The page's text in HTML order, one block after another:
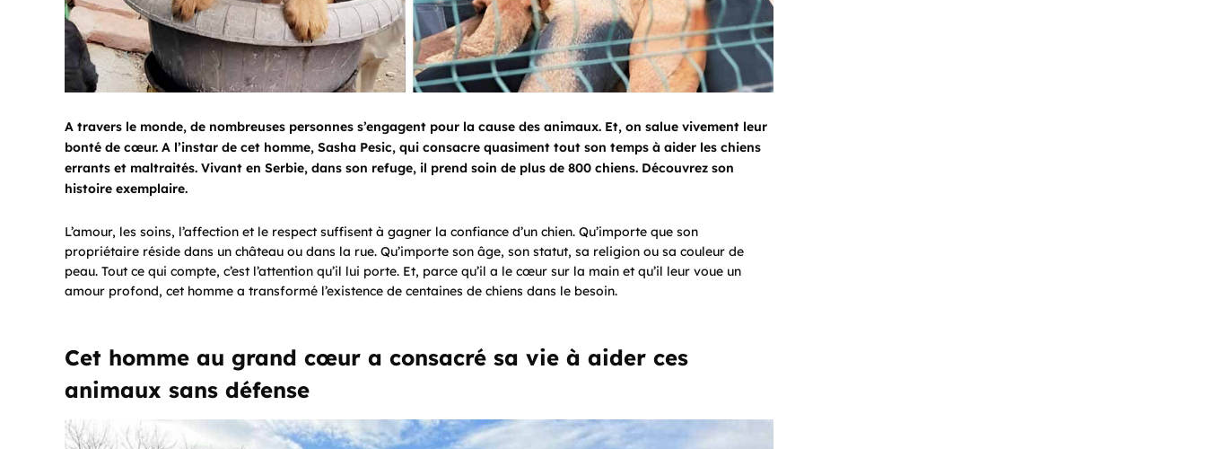
A travers le monde, de nombreuses personnes s’engagent pour la cause des animaux. Et, on salue vivement leur
bonté de cœur. A l’instar de cet homme, Sasha Pesic, qui consacre quasiment tout son temps à aider les chiens
errants et maltraités. Vivant en Serbie, dans son refuge, il prend soin de plus de 800 chiens. Découvrez son
histoire exemplaire.
L’amour, les soins, l’affection et le respect suffisent à gagner la confiance d’un chien. Qu’importe que son
propriétaire réside dans un château ou dans la rue. Qu’importe son âge, son statut, sa religion ou sa couleur de
peau. Tout ce qui compte, c’est l’attention qu’il lui porte. Et, parce qu’il a le cœur sur la main et qu’il leur voue un
amour profond, cet homme a transformé l’existence de centaines de chiens dans le besoin.
Cet homme au grand cœur a consacré sa vie à aider ces
animaux sans défense